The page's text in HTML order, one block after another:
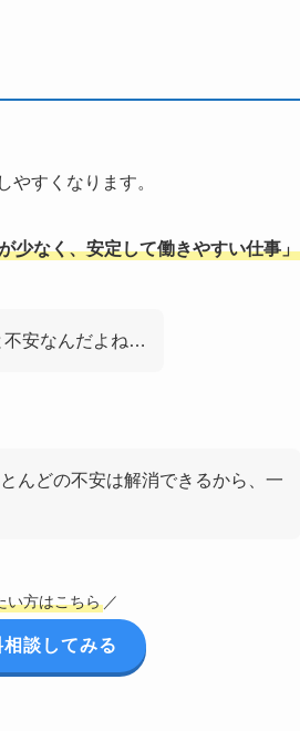
やすくなります。
少なく、安定して働きやすい仕事」
不安なんだよね…
んどの不安は解消できるから、一
い方はこちら ／
相談してみる